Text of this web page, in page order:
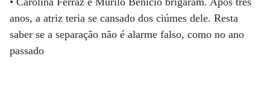
anos, a atriz teria se cansado dos ciúmes dele. Resta
saber se a separação não é alarme falso, como no ano
passado